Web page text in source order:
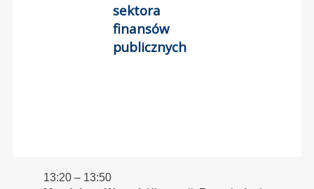
sektora
finansów
publicznych
13:20 – 13:50